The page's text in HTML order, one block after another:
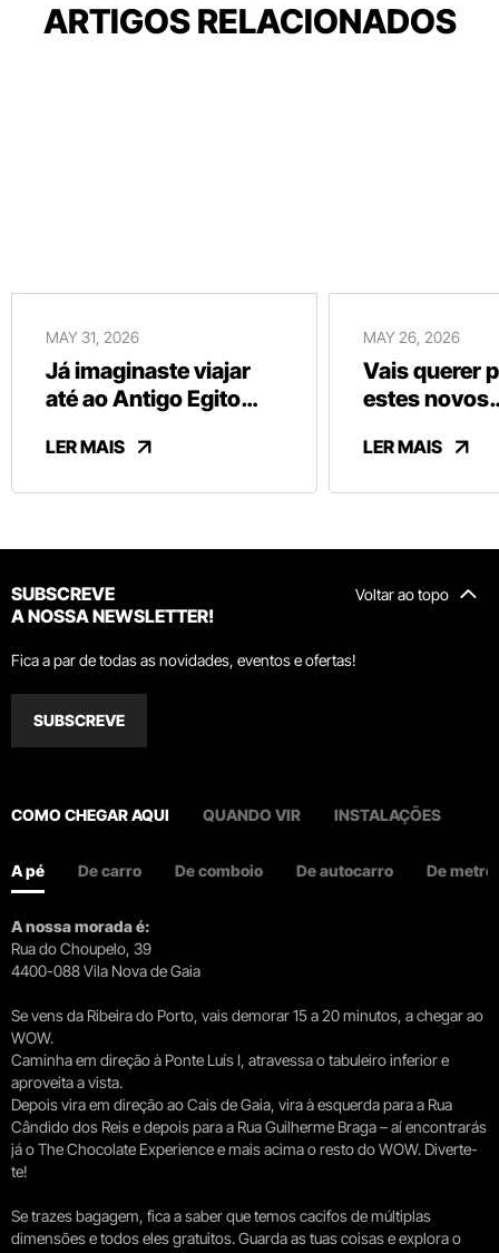
ARTIGOS RELACIONADOS
MAY 31, 2026
Já imaginaste viajar
até ao Antigo Egito
de Gaia?
LER MAIS
MAY 26, 2026
Vais querer
estes novos
da Vinte
LER MAIS
Voltar ao topo
SUBSCREVE
A NOSSA NEWSLETTER!
Fica a par de todas as novidades, eventos e ofertas!
SUBSCREVE
COMO CHEGAR AQUI QUANDO VIR INSTALAÇÕES
A pé De carro De comboio De autocarro De metro
A nossa morada é:
Rua do Choupelo, 39
4400-088 Vila Nova de Gaia
Se vens da Ribeira do Porto, vais demorar 15 a 20 minutos, a chegar ao
WOW.
Caminha em direção à Ponte Luís I, atravessa o tabuleiro inferior e
aproveita a vista.
Depois vira em direção ao Cais de Gaia, vira à esquerda para a Rua
Cândido dos Reis e depois para a Rua Guilherme Braga – aí encontrarás
já o The Chocolate Experience e mais acima o resto do WOW. Diverte-
te!
Se trazes bagagem, fica a saber que temos cacifos de múltiplas
dimensões e todos eles gratuitos. Guarda as tuas coisas e explora o